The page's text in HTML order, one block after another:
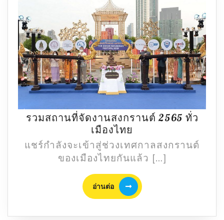
รวมสถานที่จัดงานสงกรานต์ 2565 ทั่ว
เมืองไทย
สถาน
ที่
จัด
งาน
สงกรานต์
2565
ทั่ว
แชร์กำลังจะเข้าสู่ช่วงเทศกาลสงกรานต์
ของเมืองไทยกันแล้ว […]
อ่านต่อ
อ่าน
ต่อ